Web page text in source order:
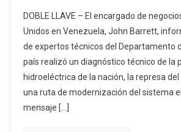
DOBLE LLAVE – El encargado de
Unidos en Venezuela, John Barrett,
de expertos técnicos del Departamento
país realizó un diagnóstico técnico de la
hidroeléctrica de la nación, la represa
una ruta de modernización del sistema
mensaje […]